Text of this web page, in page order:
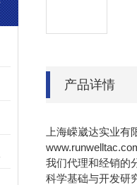
产品详情
上海嵘崴达实业
我们代理和经销的
科学基础与开发研